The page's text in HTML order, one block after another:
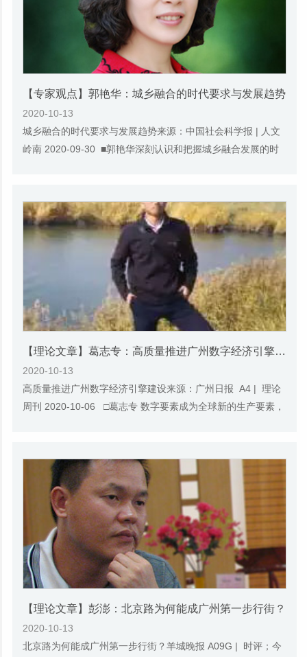
【专家观点】郭艳华：城乡融合的时代要求与发展趋势
2020-10-13
城乡融合的时代要求与发展趋势来源：中国社会科学报 | 人文
岭南 2020-09-30 ■郭艳华深刻认识和把握城乡融合发展的时
【理论文章】葛志专：高质量推进广州数字经济引擎建设
2020-10-13
高质量推进广州数字经济引擎建设来源：广州日报 A4 | 理论
周刊 2020-10-06 □葛志专 数字要素成为全球新的生产要素，
【理论文章】彭澎：北京路为何能成广州第一步行街？
2020-10-13
北京路为何能成广州第一步行街？羊城晚报 A09G | 时评；今